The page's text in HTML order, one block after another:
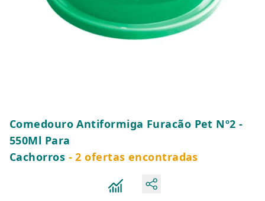
Comedouro Antiformiga Furacão Pet Nº2 -
550Ml Para
Cachorros - 2 ofertas encontradas